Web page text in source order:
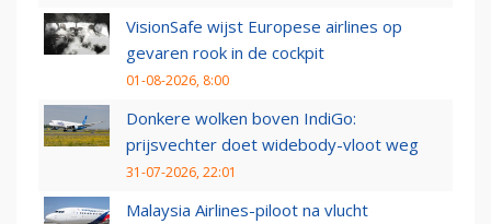
VisionSafe wijst Europese airlines op
gevaren rook in de cockpit
01-08-2026, 8:00
Donkere wolken boven IndiGo:
prijsvechter doet widebody-vloot weg
31-07-2026, 22:01
Malaysia Airlines-piloot na vlucht